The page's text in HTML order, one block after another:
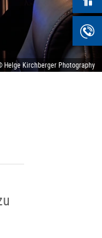
Helge Kirchberger Photography